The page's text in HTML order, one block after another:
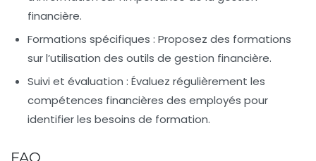
financière.
Formations spécifiques : Proposez des formations
sur l’utilisation des outils de gestion financière.
Suivi et évaluation : Évaluez régulièrement les
compétences financières des employés pour
identifier les besoins de formation.
FAQ